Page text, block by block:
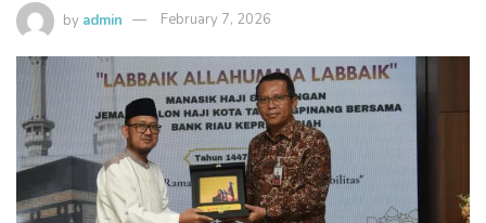
by admin February 7, 2026